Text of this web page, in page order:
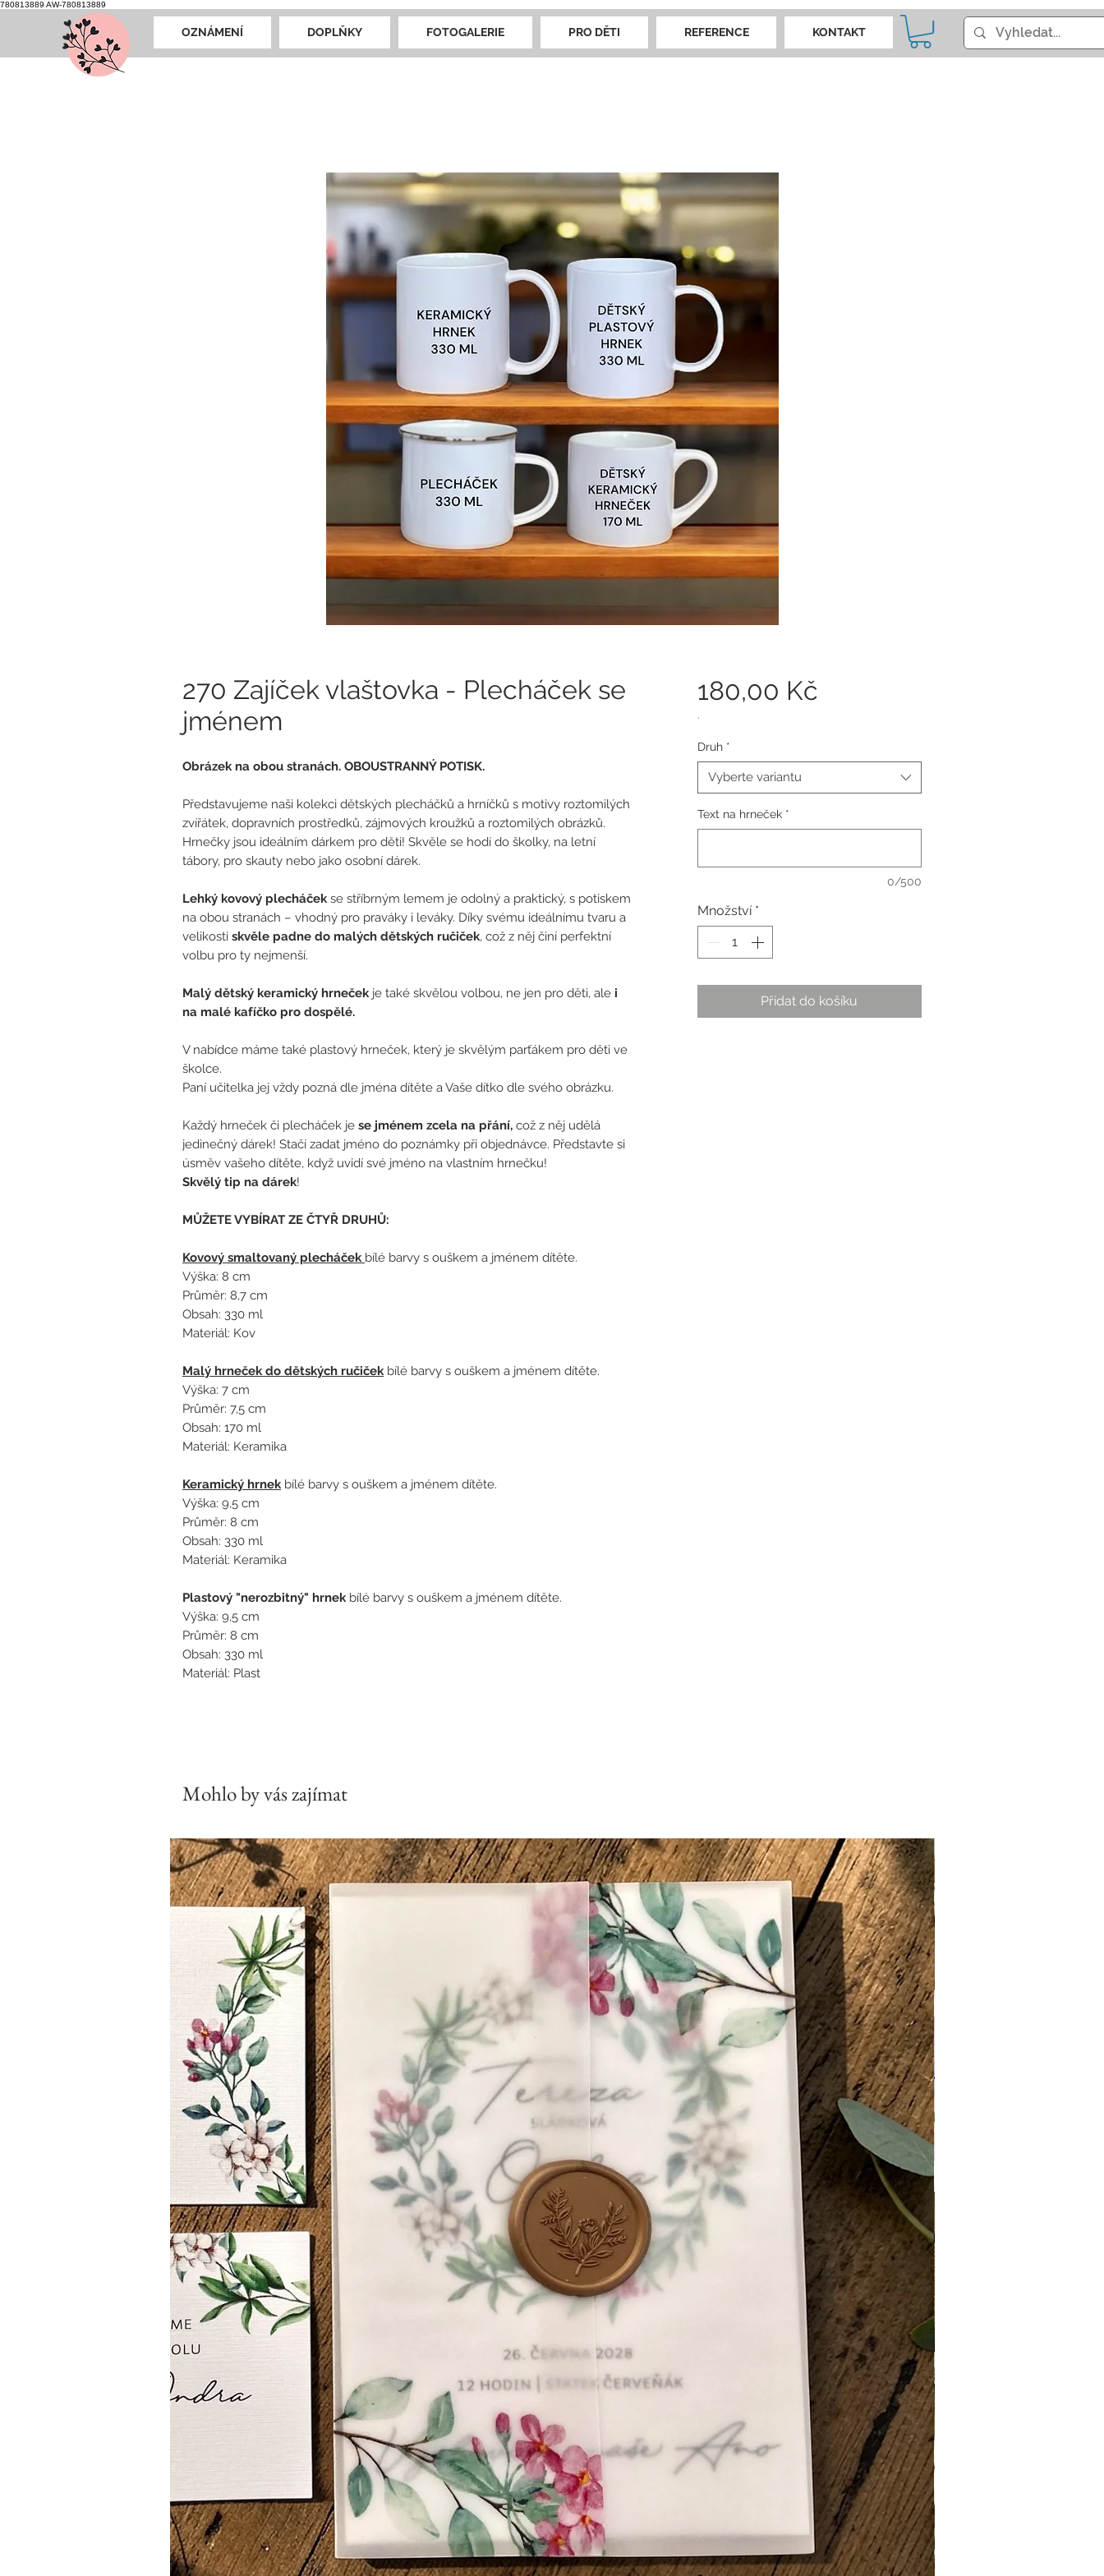
780813889 AW-780813889
OZNÁMENÍ DOPLŇKY FOTOGALERIE PRO DĚTI REFERENCE KONTAKT
270 Zajíček vlaštovka - Plecháček se
jménem
Obrázek na obou stranách. OBOUSTRANNÝ POTISK.
Představujeme naši kolekci dětských plecháčků a hrníčků s motivy roztomilých
zvířátek, dopravních prostředků, zájmových kroužků a roztomilých obrázků.
Hrnečky jsou ideálním dárkem pro děti! Skvěle se hodí do školky, na letní
tábory, pro skauty nebo jako osobní dárek.
Lehký kovový plecháčekse stříbrným lemem je odolný a praktický, s potiskem
na obou stranách – vhodný pro praváky i leváky. Díky svému ideálnímu tvaru a
velikosti skvěle padne do malých dětských ručiček, což z něj činí perfektní
volbu pro ty nejmenší.
Malý dětský keramický hrnečekje také skvělou volbou, ne jen pro děti, ale i
na malé kafíčko pro dospělé.
V nabídce máme také plastový hrneček, který je skvělým parťákem pro děti ve
školce.
Paní učitelka jej vždy pozná dle jména dítěte a Vaše dítko dle svého obrázku.
Každý hrneček či plecháček je se jménem zcela na přání, což z něj udělá
jedinečný dárek! Stačí zadat jméno do poznámky při objednávce. Představte si
úsměv vašeho dítěte, když uvidí své jméno na vlastním hrnečku!
Skvělý tip na dárek!
MŮŽETE VYBÍRAT ZE ČTYŘ DRUHŮ:
Kovový smaltovaný plecháček bílé barvy s ouškem a jménem dítěte.
Výška: 8 cm
Průměr: 8,7 cm
Obsah: 330 ml
Materiál: Kov
Malý hrneček do dětských ručičekbílé barvy s ouškem a jménem dítěte.
Výška: 7 cm
Průměr: 7,5 cm
Obsah: 170 ml
Materiál: Keramika
Keramický hrnekbílé barvy s ouškem a jménem dítěte.
Výška: 9,5 cm
Průměr: 8 cm
Obsah: 330 ml
Materiál: Keramika
Plastový "nerozbitný" hrnekbílé barvy s ouškem a jménem dítěte.
Výška: 9,5 cm
Průměr: 8 cm
Obsah: 330 ml
Materiál: Plast
180,00 KčCena
.
Druh *
Vyberte variantu
Text na hrneček *
0/500
Množství *
Přidat do košíku
Mohlo by vás zajímat